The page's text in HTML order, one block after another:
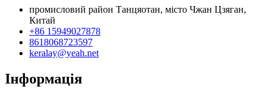
промисловий район Танцяотан, місто Чжан Цзяган,
Китай
+86 15949027878
8618068723597
keralay@yeah.net
Інформація